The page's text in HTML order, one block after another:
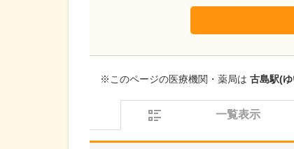
※このページの医療機関・薬局は 古島駅(
一覧表示